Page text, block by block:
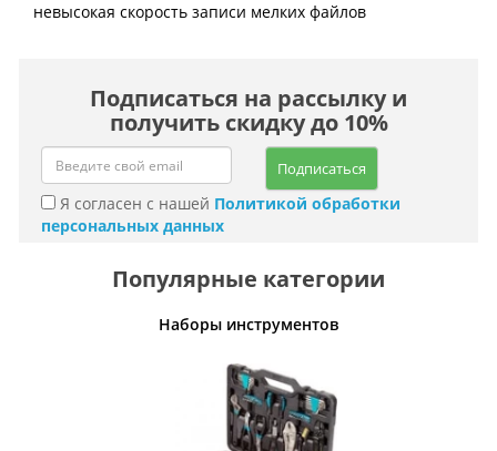
невысокая скорость записи мелких файлов
Подписаться на рассылку и
получить скидку до 10%
Подписаться
Я согласен с нашей Политикой обработки
персональных данных
Популярные категории
Наборы инструментов